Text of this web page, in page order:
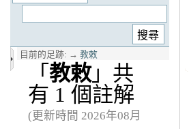
目前的足跡: → 教敕
「 教敕」共
有 1 個註解
(更新時間 2026年08月